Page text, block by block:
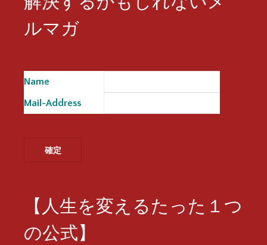
ルマガ
Name
Mail-Address
【人生を変えるたった１つ
の公式】